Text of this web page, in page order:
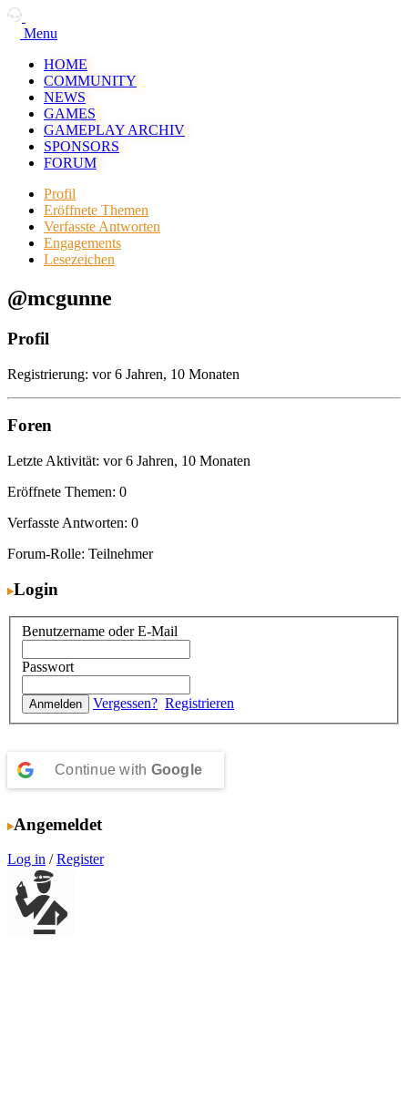
Menu
HOME
COMMUNITY
NEWS
GAMES
GAMEPLAY ARCHIV
SPONSORS
FORUM
Profil
Eröffnete Themen
Verfasste Antworten
Engagements
Lesezeichen
@mcgunne
Profil
Registrierung: vor 6 Jahren, 10 Monaten
Foren
Letzte Aktivität: vor 6 Jahren, 10 Monaten
Eröffnete Themen: 0
Verfasste Antworten: 0
Forum-Rolle: Teilnehmer
Login
Benutzername oder E-Mail
Passwort
Vergessen? Registrieren
Continue with Google
Angemeldet
Log in /Register